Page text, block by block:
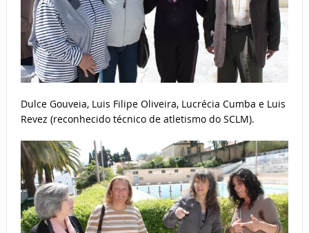
Dulce Gouveia, Luis Filipe Oliveira, Lucrécia Cumba e Luis
Revez (reconhecido técnico de atletismo do SCLM).